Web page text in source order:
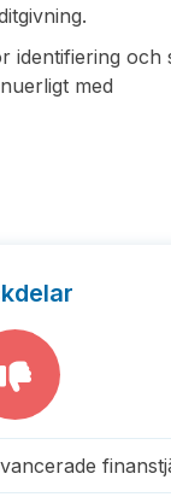
identifiering och
med